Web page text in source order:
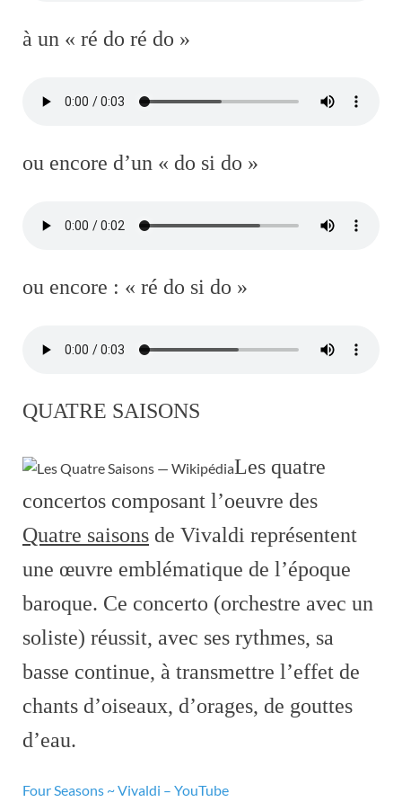
à un « ré do ré do »
ou encore d’un « do si do »
ou encore : « ré do si do »
QUATRE SAISONS
Les quatre
concertos composant l’oeuvre des
Quatre saisons de Vivaldi représentent
une œuvre emblématique de l’époque
baroque. Ce concerto (orchestre avec un
soliste) réussit, avec ses rythmes, sa
basse continue, à transmettre l’effet de
chants d’oiseaux, d’orages, de gouttes
d’eau.
Four Seasons ~ Vivaldi – YouTube